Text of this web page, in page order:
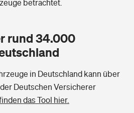
betrachtet.
rund 34.000
in Deutschland kann über
Deutschen Versicherer
das Tool hier.